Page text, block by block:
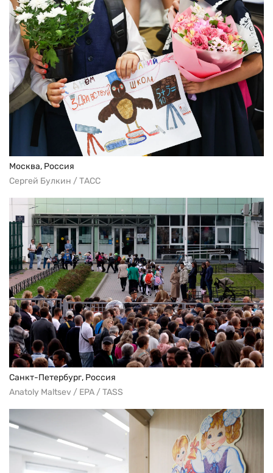
Москва, Россия
Сергей Булкин / ТАСС
Санкт-Петербург, Россия
Anatoly Maltsev / EPA / TASS